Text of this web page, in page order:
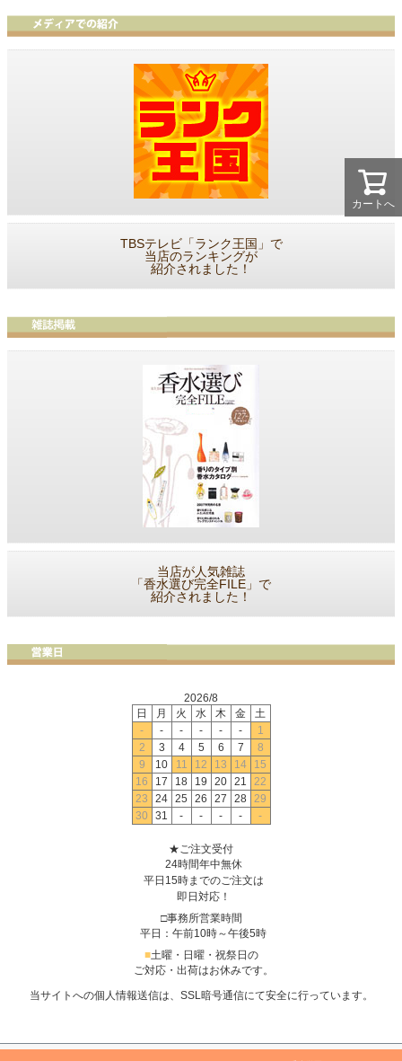
カートへ
TBSテレビ「ランク王国」で
当店のランキングが
紹介されました！
当店が人気雑誌
「香水選び完全FILE」で
紹介されました！
2026/8
日
月 火 水 木 金
土
-
- - - - -
1
2
3 4 5 6 7
8
9
10 11 12 13 14
15
16
17 18 19 20 21
22
23
24 25 26 27 28 29
30
31 - - - - -
★ご注文受付
24時間年中無休
平日15時までのご注文は
即日対応！
□事務所営業時間
平日：午前10時～午後5時
■土曜・日曜・祝祭日の
ご対応・出荷はお休みです。
当サイトへの個人情報送信は、SSL暗号通信にて安全に行っています。